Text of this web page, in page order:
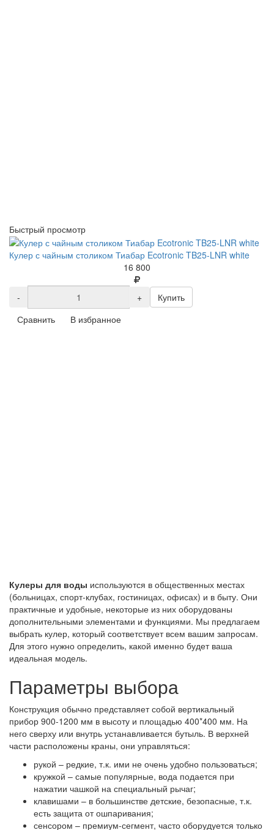
Быстрый просмотр
Кулер с чайным столиком Тиабар Ecotronic TB25-LNR white
16 800
- +
Купить
Сравнить
В избранное
Кулеры для воды используются в общественных местах
(больницах, спорт-клубах, гостиницах, офисах) и в быту. Они
практичные и удобные, некоторые из них оборудованы
дополнительными элементами и функциями. Мы предлагаем
выбрать кулер, который соответствует всем вашим запросам.
Для этого нужно определить, какой именно будет ваша
идеальная модель.
Параметры выбора
Конструкция обычно представляет собой вертикальный
прибор 900-1200 мм в высоту и площадью 400*400 мм. На
него сверху или внутрь устанавливается бутыль. В верхней
части расположены краны, они управляться:
рукой – редкие, т.к. ими не очень удобно пользоваться;
кружкой – самые популярные, вода подается при
нажатии чашкой на специальный рычаг;
клавишами – в большинстве детские, безопасные, т.к.
есть защита от ошпаривания;
сенсором – премиум-сегмент, часто оборудуется только